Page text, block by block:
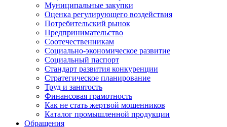
Муниципальные закупки
Оценка регулирующего воздействия
Потребительский рынок
Предпринимательство
Соотечественникам
Социально-экономическое развитие
Социальный паспорт
Стандарт развития конкуренции
Стратегическое планирование
Труд и занятость
Финансовая грамотность
Как не стать жертвой мошенников
Каталог промышленной продукции
Обращения